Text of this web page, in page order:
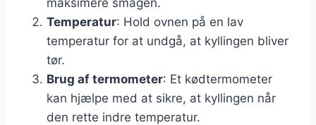
Temperatur: Hold ovnen på en lav
temperatur for at undgå, at kyllingen bliver
tør.
Brug af termometer: Et kødtermometer
kan hjælpe med at sikre, at kyllingen når
den rette indre temperatur.